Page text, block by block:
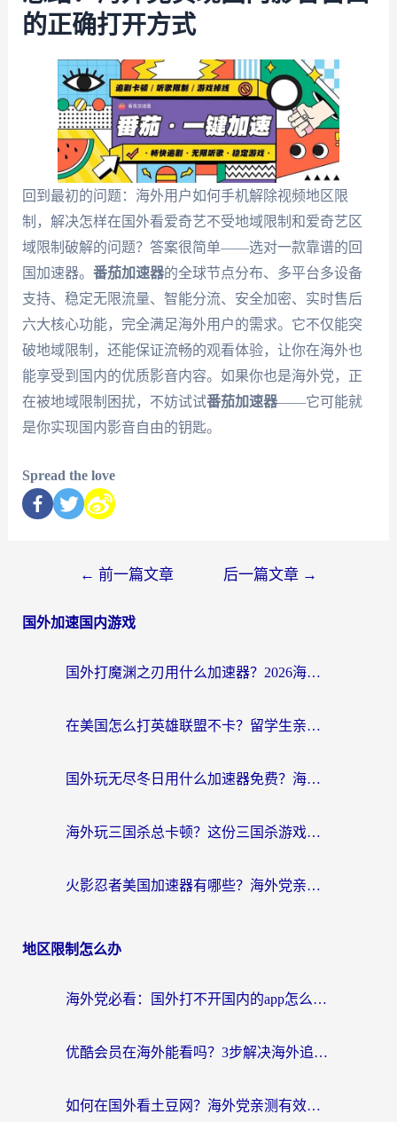
的正确打开方式
回到最初的问题：海外用户如何手机解除视频地区限
制，解决怎样在国外看爱奇艺不受地域限制和爱奇艺区
域限制破解的问题？答案很简单——选对一款靠谱的回
国加速器。 番茄加速器的全球节点分布、多平台多设备
支持、稳定无限流量、智能分流、安全加密、实时售后
六大核心功能，完全满足海外用户的需求。它不仅能突
破地域限制，还能保证流畅的观看体验，让你在海外也
能享受到国内的优质影音内容。如果你也是海外党，正
在被地域限制困扰，不妨试试番茄加速器——它可能就
是你实现国内影音自由的钥匙。
Spread the love
← 前一篇文章 后一篇文章 →
国外加速国内游戏
国外打魔渊之刃用什么加速器？2026海外玩家国服游戏加速全攻略（附闪耀暖暖&复苏的魔女避坑指南）
在美国怎么打英雄联盟不卡？留学生亲测的国服游戏加速全攻略
国外玩无尽冬日用什么加速器免费？海外党国服游戏加速避坑指南
海外玩三国杀总卡顿？这份三国杀游戏加速器指南帮你告别延迟烦恼
火影忍者美国加速器有哪些？海外党亲测的国服游戏加速全攻略（含菲律宾玩三国之刃守望黎明技巧）
地区限制怎么办
海外党必看：国外打不开国内的app怎么办？3步解决你的乡愁
优酷会员在海外能看吗？3步解决海外追剧难题，附实测好用加速器推荐
如何在国外看土豆网？海外党亲测有效的追剧加速器选择指南